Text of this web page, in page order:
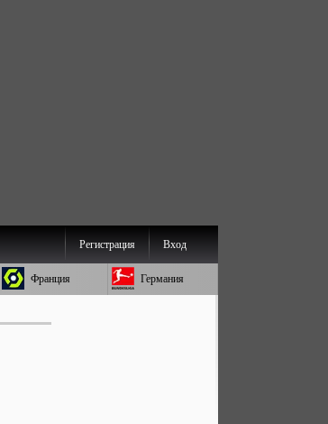
Вход
Регистрация
Франция Германия